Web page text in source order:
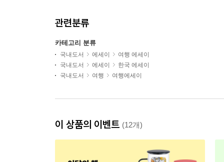
관련분류
카테고리 분류
국내도서 에세이
여행 에세이
국내도서
에세이
한국 에세이
국내도서
여행 여행에세이
이 상품의 이벤트 (12개)